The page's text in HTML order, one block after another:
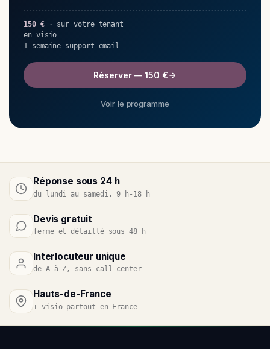
150 €· sur votre tenant
en visio
1 semaine support email
Réserver — 150 €
Voir le programme
Réponse sous 24 h
du lundi au samedi, 9 h-18 h
Devis gratuit
ferme et détaillé sous 48 h
Interlocuteur unique
de A à Z, sans call center
Hauts-de-France
+ visio partout en France